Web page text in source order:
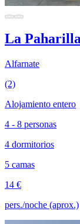
La
Alfarnate
(2)
Alojamiento entero
4 - 8 personas
4 dormitorios
5 camas
14 €
pers./noche (aprox.)